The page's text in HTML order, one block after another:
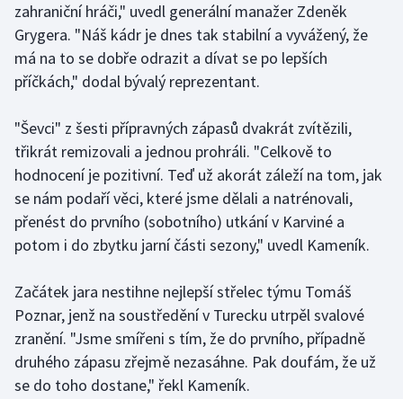
Motorsport
Olympijské hry
Plavání
Plážový volejbal
Ragby
Rychlostní kanoistika
Short track
zahraniční hráči," uvedl generální manažer Zdeněk
Grygera. "Náš kádr je dnes tak stabilní a vyvážený, že
má na to se dobře odrazit a dívat se po lepších
příčkách," dodal bývalý reprezentant.
"Ševci" z šesti přípravných zápasů dvakrát zvítězili,
třikrát remizovali a jednou prohráli. "Celkově to
hodnocení je pozitivní. Teď už akorát záleží na tom, jak
se nám podaří věci, které jsme dělali a natrénovali,
přenést do prvního (sobotního) utkání v Karviné a
potom i do zbytku jarní části sezony," uvedl Kameník.
Začátek jara nestihne nejlepší střelec týmu Tomáš
Poznar, jenž na soustředění v Turecku utrpěl svalové
zranění. "Jsme smířeni s tím, že do prvního, případně
druhého zápasu zřejmě nezasáhne. Pak doufám, že už
se do toho dostane," řekl Kameník.